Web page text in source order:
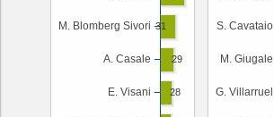
E. Visani
A. Casale
M. Blomberg Sivori
28
29
31
G. Villarruel
M. Giugale
S. Cavataio